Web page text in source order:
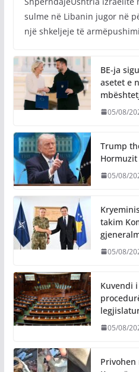
sulme në Libanin jugor në
një shkeljeje të
BE-ja
asetet e
05/08/
Trump
05/08/
takim
05/08/
Kuvendi
05/08/